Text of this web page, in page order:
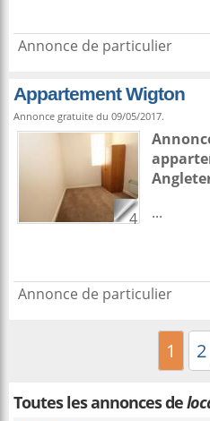
Annonce de particulier
Appartement Wigton
Annonce gratuite du 09/05/2017.
4
...
Annonce de particulier
1 2
Toutes les annonces de